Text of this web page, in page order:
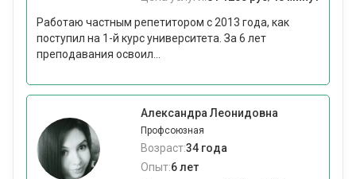
Работаю частным репетитором с 2013 года, как
поступил на 1-й курс университета. За 6 лет
преподавания освоил...
Александра Леонидовна
Профсоюзная
Возраст:34 года
Опыт:6 лет